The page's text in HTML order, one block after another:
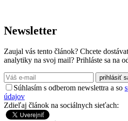
Newsletter
Zaujal vás tento článok? Chcete
analytiky na svoj mail? Prihláste sa na
prihlásiť
Súhlasím s odberom newslettra a so
údajov
Zdieľaj článok na sociálnych sieťach: